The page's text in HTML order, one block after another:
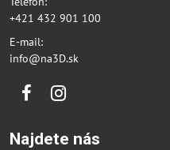
+421 432 901 100
E-mail:
info@na3D.sk
FacebookInstagram
Najdete nás